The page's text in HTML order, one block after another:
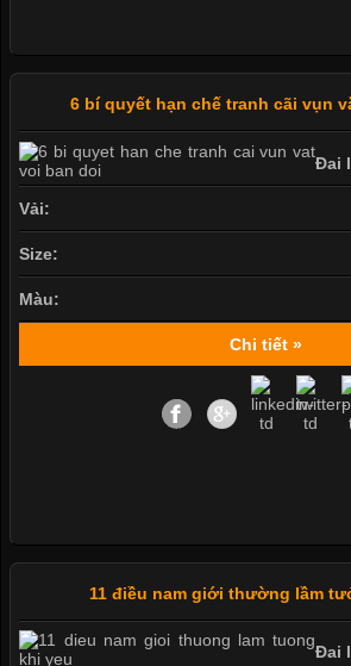
6 bí quyết hạn chế tranh cãi vụn
Đai
Vải:
Size:
Màu:
Chi tiết »
11 điều nam giới thường lầm
Đai